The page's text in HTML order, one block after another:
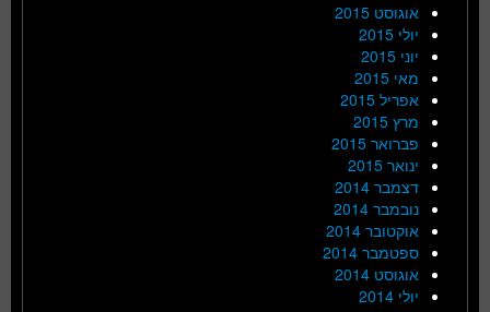
אוגוסט 2015
יולי 2015
יוני 2015
מאי 2015
אפריל 2015
מרץ 2015
פברואר 2015
ינואר 2015
דצמבר 2014
נובמבר 2014
אוקטובר 2014
ספטמבר 2014
אוגוסט 2014
יולי 2014